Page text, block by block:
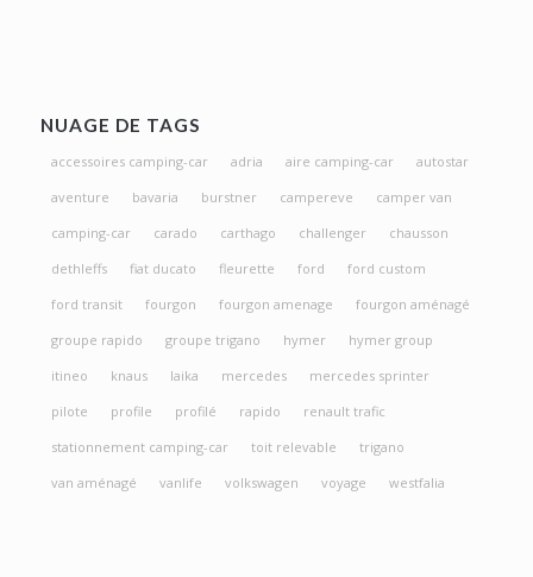
NUAGE DE TAGS
accessoires camping-car adria aire camping-car
autostar
aventure
bavaria burstner campereve
camper van
camping-car
carado carthago challenger
chausson
dethleffs
fiat ducato fleurette ford
ford custom
ford transit
fourgon fourgon amenage
fourgon aménagé
groupe rapido
groupe trigano hymer
hymer group
itineo
knaus laika mercedes
mercedes sprinter
pilote
profile profilé rapido
renault trafic
stationnement camping-car
toit relevable
trigano
van aménagé
vanlife volkswagen voyage westfalia